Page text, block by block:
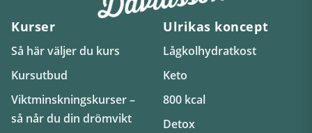
Kurser
Så här väljer du kurs
Kursutbud
Viktminskningskurser –
så når du din drömvikt
Ulrikas koncept
Lågkolhydratkost
Keto
800 kcal
Detox